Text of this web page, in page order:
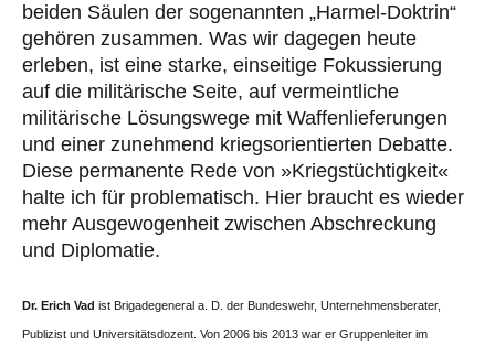
beiden Säulen der sogenannten „Harmel-Doktrin“
gehören zusammen. Was wir dagegen heute
erleben, ist eine starke, einseitige Fokussierung
auf die militärische Seite, auf vermeintliche
militärische Lösungswege mit Waffenlieferungen
und einer zunehmend kriegsorientierten Debatte.
Diese permanente Rede von »Kriegstüchtigkeit«
halte ich für problematisch. Hier braucht es wieder
mehr Ausgewogenheit zwischen Abschreckung
und Diplomatie.
Dr. Erich Vad ist Brigadegeneral a. D. der Bundeswehr, Unternehmensberater,
Publizist und Universitätsdozent. Von 2006 bis 2013 war er Gruppenleiter im